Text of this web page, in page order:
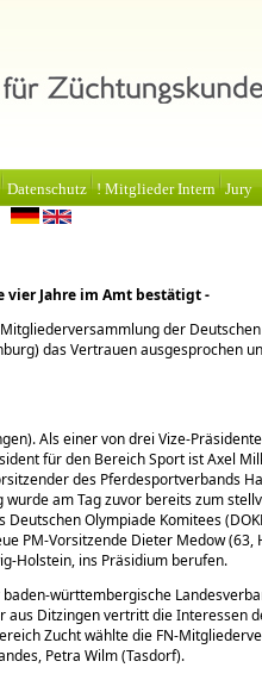
Datenschutz ! Mitglieder Intern Jury
vier Jahre im Amt bestätigt -
der
das Vertrauen ausgesprochen
Als einer von drei Vize-
für den Bereich Sport ist Axel
des Pferdesportverbands
am Tag zuvor bereits zum
Olympiade Komitees
PM-Vorsitzende Dieter Medow (63,
Holstein, ins Präsidium berufen.
württembergische
Ditzingen vertritt die Interessen
Zucht wählte die FN-
Petra Wilm (Tasdorf).